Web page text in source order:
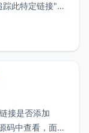
此特定链接"。
样做不是显得
接是否添加
码中查看，面对